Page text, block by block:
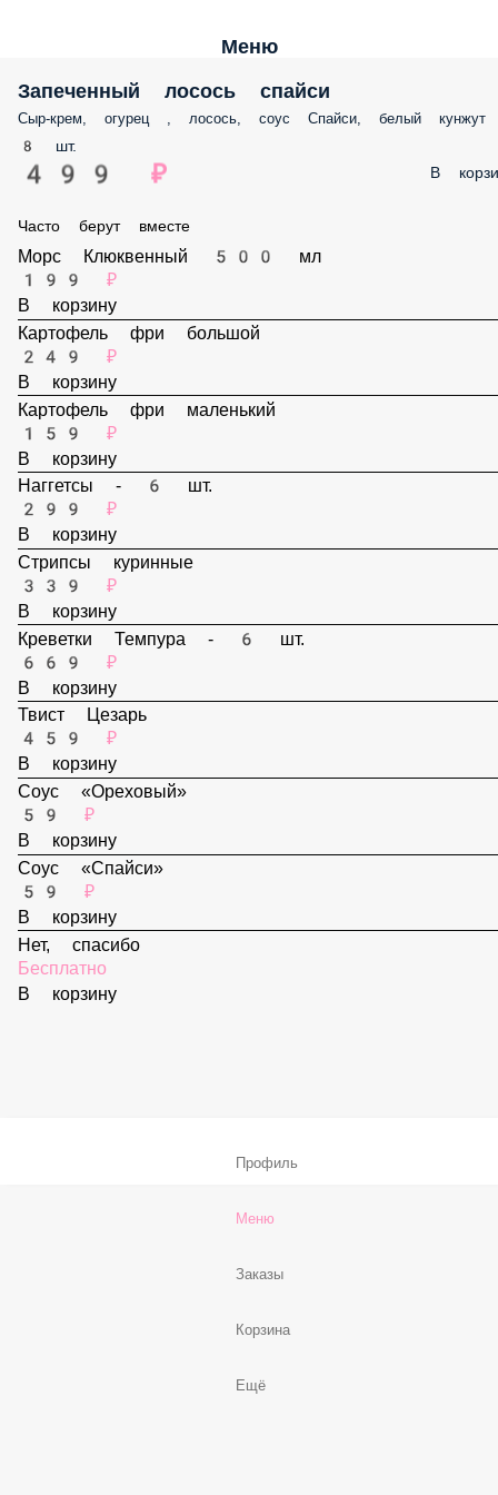
Меню
Запеченный лосось спайси
Сыр-крем, огурец , лосось, соус Спайси, белый кунжут
8 шт.
499 ₽ В
Часто берут вместе
Морс Клюквенный 500 мл
199 ₽
В корзину
Картофель фри большой
249 ₽
В корзину
Картофель фри маленький
159 ₽
В корзину
Наггетсы - 6 шт.
299 ₽
В корзину
Стрипсы куринные
339 ₽
В корзину
Креветки Темпура - 6 шт.
669 ₽
В корзину
Твист Цезарь
459 ₽
В корзину
Соус «Ореховый»
59 ₽
В корзину
Профиль